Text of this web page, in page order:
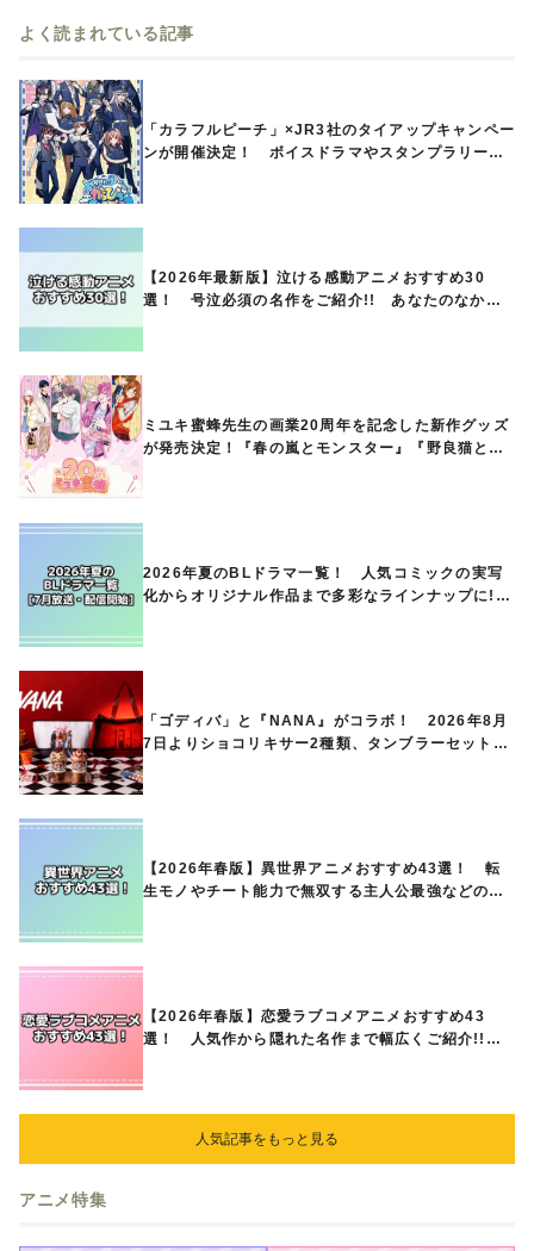
よく読まれている記事
「カラフルピーチ」×JR3社のタイアップキャンペー
ンが開催決定！ ボイスドラマやスタンプラリー、
【2026年最新版】泣ける感動アニメおすすめ30
選！ 号泣必須の名作をご紹介!! あなたのなかの
ミユキ蜜蜂先生の画業20周年を記念した新作グッズ
が発売決定！『春の嵐とモンスター』『野良猫と
2026年夏のBLドラマ一覧！ 人気コミックの実写
化からオリジナル作品まで多彩なラインナップに!!
「ゴディバ」と『NANA』がコラボ！ 2026年8月
7日よりショコリキサー2種類、タンブラーセットな
【2026年春版】異世界アニメおすすめ43選！ 転
生モノやチート能力で無双する主人公最強などの人
【2026年春版】恋愛ラブコメアニメおすすめ43
選！ 人気作から隠れた名作まで幅広くご紹介!!
人気記事をもっと見る
アニメ特集